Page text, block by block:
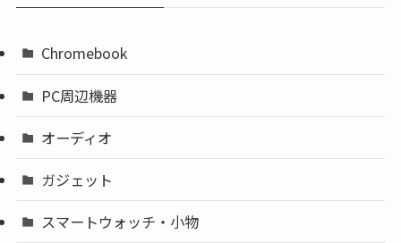
Chromebook
PC周辺機器
オーディオ
ガジェット
スマートウォッチ・小物